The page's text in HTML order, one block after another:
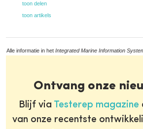
toon delen
toon artikels
Alle informatie in het Integrated Marine Information
Ontvang onze
Blijf via Testerep magazine
van onze recentste